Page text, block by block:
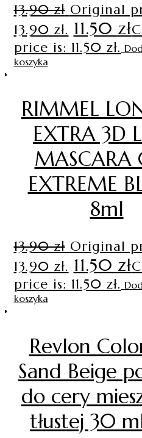
13.90zł Original
13.90 zł. 11.50 zł
price is: 11.50 zł.
koszyka
RIMMEL
EXTRA 3D
EXTREME
8ml
13.90zł Original
13.90 zł. 11.50 zł
price is: 11.50 zł.
koszyka
Revlon
Sand Beige
do cery
tłustej 30